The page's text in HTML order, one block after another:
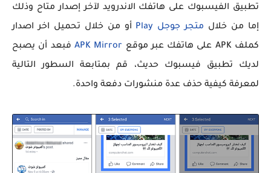
تطبيق الفيسبوك على هاتفك الاندرويد لآخر إصدار متاح وذلك
إما من خلال متجر جوجل Play
أو من خلال تحميل اخر اصدار
كملف APK على هاتفك عبر موقع
APK Mirror فبعد أن يصبح
لديك تطبيق فيسبوك حديث، قم بمتابعة السطور التالية
لمعرفة كيفية حذف عدة منشورات دفعة واحدة.